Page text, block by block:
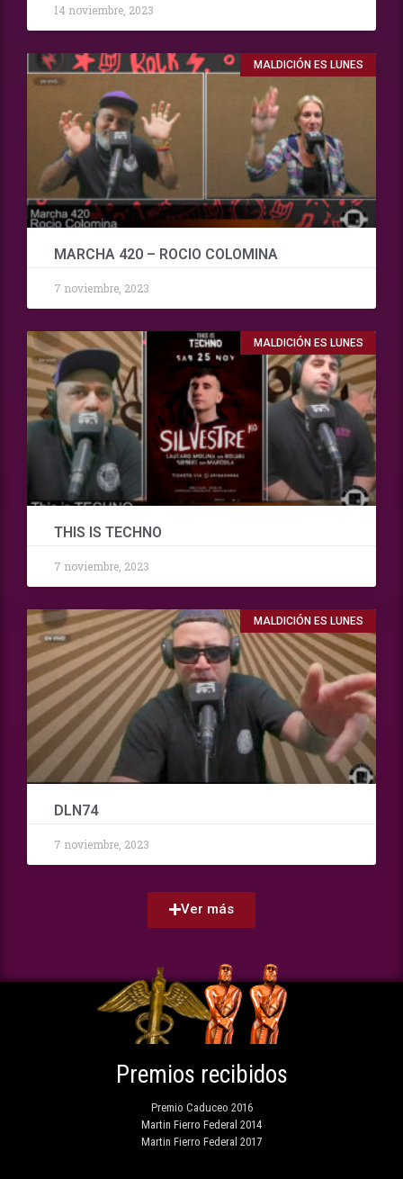
14 noviembre, 2023
MALDICIÓN ES LUNES
MARCHA 420 – ROCIO COLOMINA
7 noviembre, 2023
MALDICIÓN ES LUNES
THIS IS TECHNO
7 noviembre, 2023
MALDICIÓN ES LUNES
DLN74
7 noviembre, 2023
Ver más
Premios recibidos
Premio Caduceo 2016
Martin Fierro Federal 2014
Martin Fierro Federal 2017